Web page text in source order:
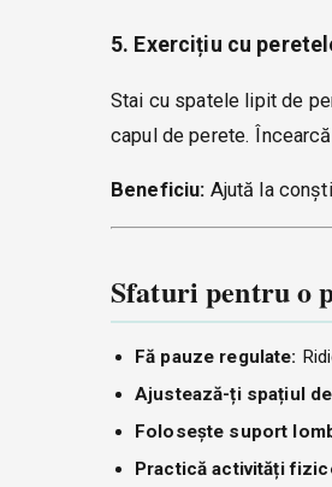
5. Exercițiu cu
Stai cu spatele lipit de
capul de perete.
Beneficiu: Ajută la
Sfaturi pentru o
Fă pauze regulate:
Ajustează-ți spațiul
Folosește suport
Practică activități